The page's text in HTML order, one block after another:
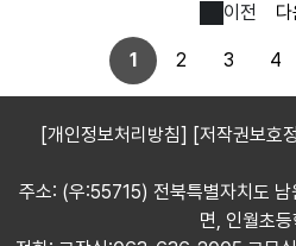
이전
1 2 3 4
[개인정보처리방침] [저작권보호
주소: (우:55715) 전북특별자치도
면, 인월초